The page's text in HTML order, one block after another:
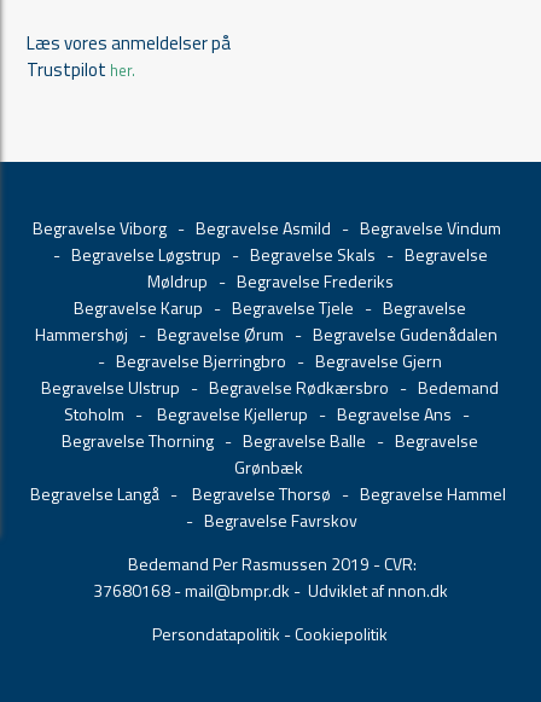
Læs vores anmeldelser på
Trustpilot her.
Begravelse Viborg- Begravelse Asmild - Begravelse Vindum
- Begravelse Løgstrup - Begravelse Skals - Begravelse
Møldrup - Begravelse Frederiks
Begravelse Karup -Begravelse Tjele -Begravelse
Hammershøj -Begravelse Ørum -Begravelse Gudenådalen
-Begravelse Bjerringbro -Begravelse Gjern
Begravelse Ulstrup -Begravelse Rødkærsbro -Bedemand
Stoholm - Begravelse Kjellerup - Begravelse Ans -
Begravelse Thorning -Begravelse Balle -Begravelse
Grønbæk
Begravelse Langå -Begravelse Thorsø -Begravelse Hammel
-Begravelse Favrskov
Bedemand Per Rasmussen 2019 - CVR:
37680168 -mail@bmpr.dk - Udviklet af nnon.dk
Persondatapolitik -Cookiepolitik